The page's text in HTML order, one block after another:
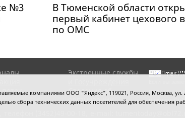
№3
В Тюменской области
первый кабинет цехового
по ОМС
поток
Экстренные службы
Сведения об
организации
выделите
нажмите
компаниями ООО "Яндекс", 119021, Россия, Москва,
сбора технических данных посетителей для обеспечения